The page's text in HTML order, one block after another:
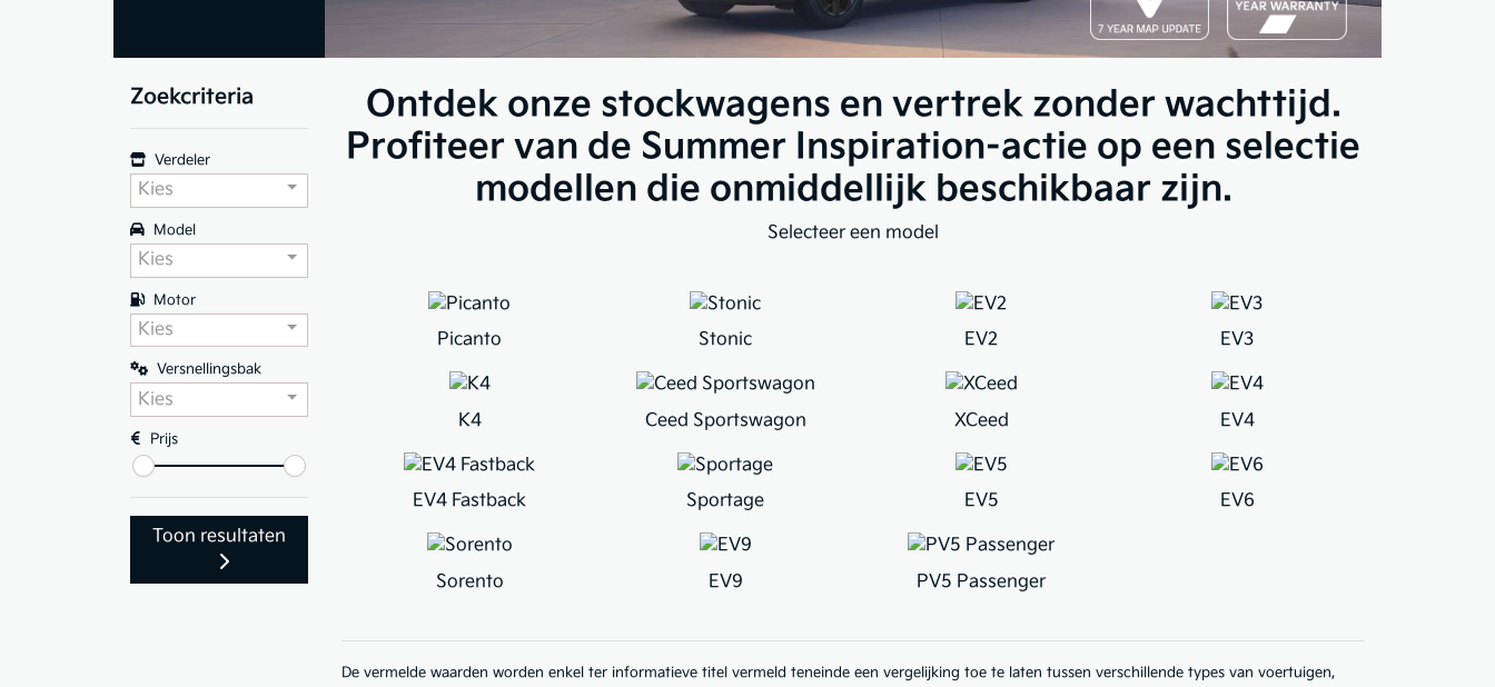
Zoekcriteria
Verdeler
Kies
Model
Kies
Motor
Kies
Versnellingsbak
Kies
Prijs
Toon resultaten
Ontdek onze stockwagens en vertrek zonder wachttijd.
Profiteer van de Summer Inspiration-actie op een selectie
modellen die onmiddellijk beschikbaar zijn.
Selecteer een model
Picanto Stonic EV2 EV3
K4 Ceed Sportswagon XCeed EV4
EV4 Fastback Sportage EV5 EV6
Sorento EV9 PV5 Passenger
De vermelde waarden worden enkel ter informatieve titel vermeld teneinde een vergelijking toe te laten tussen verschillende types van voertuigen,